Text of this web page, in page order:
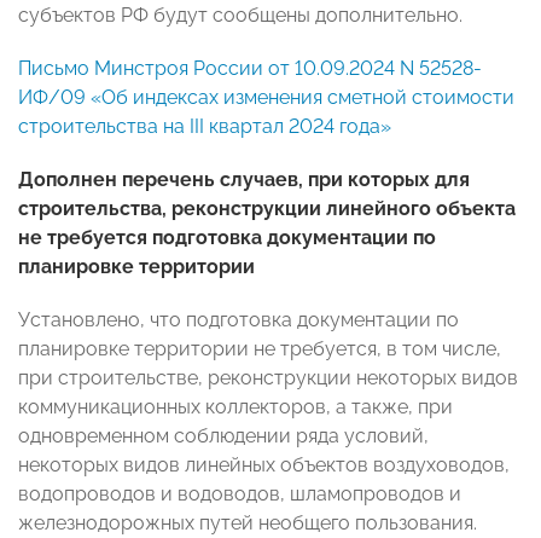
субъектов РФ будут сообщены дополнительно.
Письмо Минстроя России от 10.09.2024 N 52528-
ИФ/09 «Об индексах изменения сметной стоимости
строительства на III квартал 2024 года»
Дополнен перечень случаев, при которых для
строительства, реконструкции линейного объекта
не требуется подготовка документации по
планировке территории
Установлено, что подготовка документации по
планировке территории не требуется, в том числе,
при строительстве, реконструкции некоторых видов
коммуникационных коллекторов, а также, при
одновременном соблюдении ряда условий,
некоторых видов линейных объектов воздуховодов,
водопроводов и водоводов, шламопроводов и
железнодорожных путей необщего пользования.